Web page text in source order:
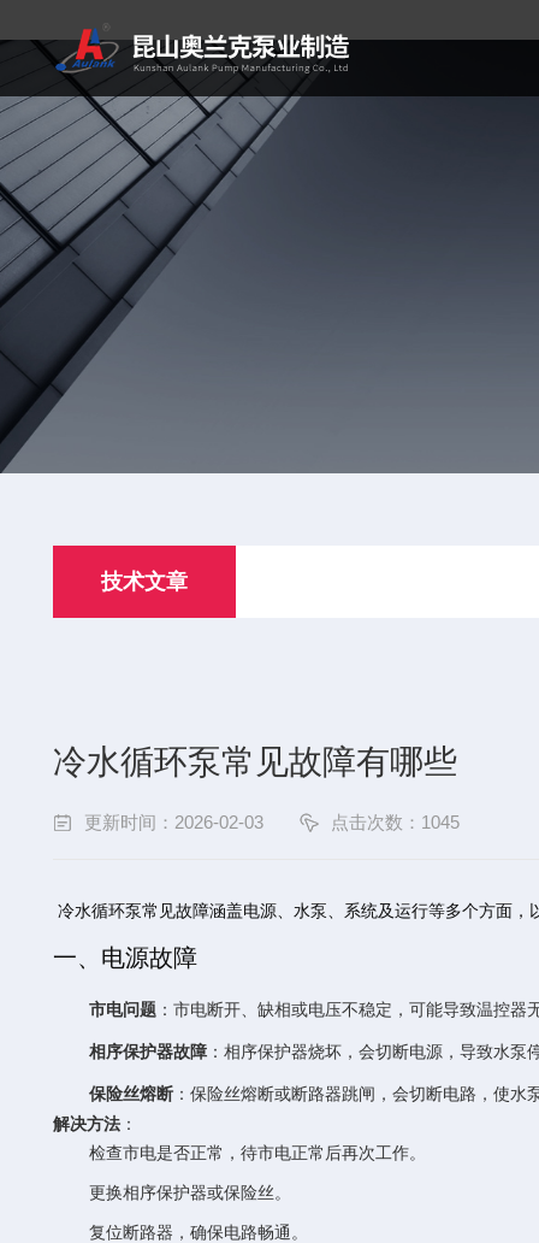
技术文章
冷水循环泵常见故障有哪些
更新时间：2026-02-03 点击次数：1045
冷水循环泵常见故障涵盖电源、水泵、系统及运行等多个方面，
一、电源故障
市电问题：市电断开、缺相或电压不稳定，可能导致温控器
相序保护器故障：相序保护器烧坏，会切断电源，导致水泵
保险丝熔断：保险丝熔断或断路器跳闸，会切断电路，使水
解决方法：
检查市电是否正常，待市电正常后再次工作。
更换相序保护器或保险丝。
复位断路器，确保电路畅通。